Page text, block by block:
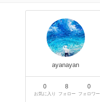
ayanayan
0
お気に入り
8
フォロー
0
フォロワー